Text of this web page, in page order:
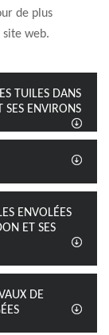
de plus
web.
TUILES DANS
ENVIRONS
ENVOLÉES
ET SES
DE